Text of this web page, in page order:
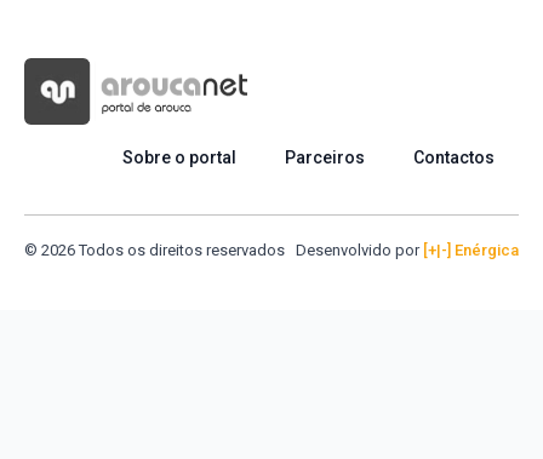
Sobre o portal Parceiros Contactos
© 2026 Todos os direitos reservados Desenvolvido por [+|-] Enérgica